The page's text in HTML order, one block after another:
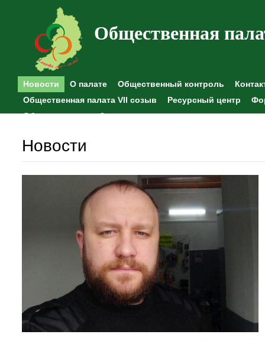
Общественная
Новости О палате Общественный контроль
Общественная палата VII созыв
Ресурсный центр
Общественные наблюдения
Новости